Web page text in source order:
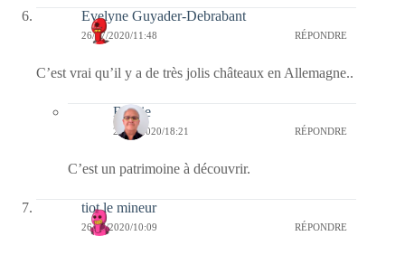
Evelyne Guyader-Debrabant
26/07/2020/11:48 RÉPONDRE
C’est vrai qu’il y a de très jolis châteaux en Allemagne..
Bernie
26/07/2020/18:21 RÉPONDRE
C’est un patrimoine à découvrir.
tiot le mineur
26/07/2020/10:09 RÉPONDRE